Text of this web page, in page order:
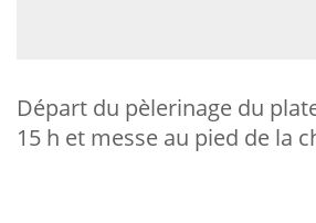
Départ du pèlerinage du
15 h et messe au pied de la